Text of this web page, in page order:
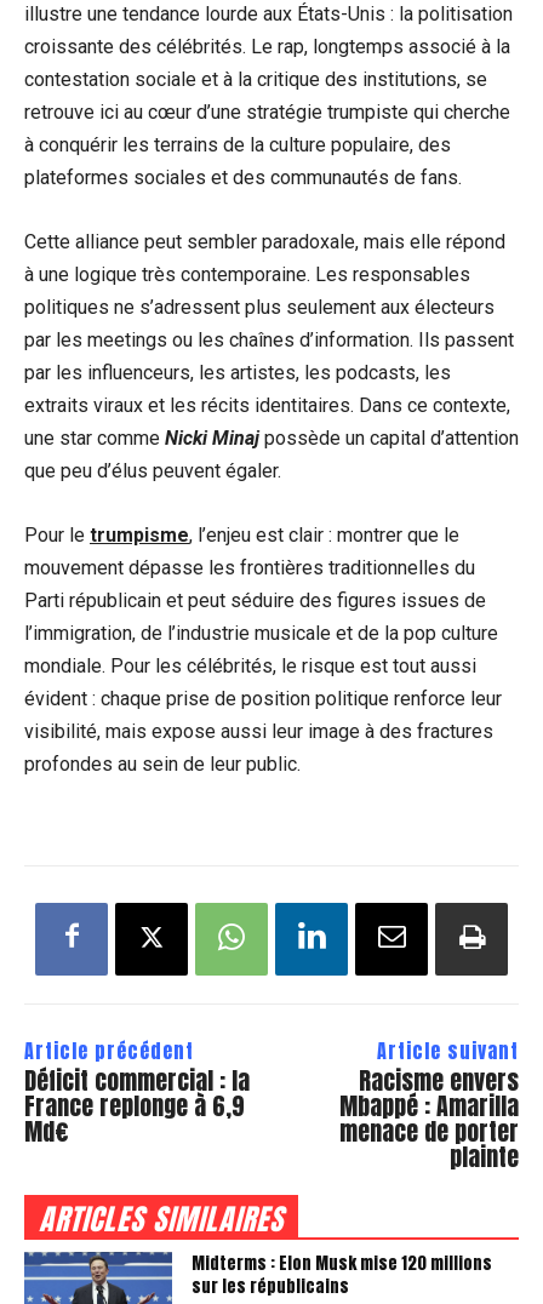
illustre une tendance lourde aux États-Unis : la politisation
croissante des célébrités. Le rap, longtemps associé à la
contestation sociale et à la critique des institutions, se
retrouve ici au cœur d’une stratégie trumpiste qui cherche
à conquérir les terrains de la culture populaire, des
plateformes sociales et des communautés de fans.
Cette alliance peut sembler paradoxale, mais elle répond
à une logique très contemporaine. Les responsables
politiques ne s’adressent plus seulement aux électeurs
par les meetings ou les chaînes d’information. Ils passent
par les influenceurs, les artistes, les podcasts, les
extraits viraux et les récits identitaires. Dans ce contexte,
une star comme Nicki Minajpossède un capital d’attention
que peu d’élus peuvent égaler.
Pour le trumpisme, l’enjeu est clair : montrer que le
mouvement dépasse les frontières traditionnelles du
Parti républicain et peut séduire des figures issues de
l’immigration, de l’industrie musicale et de la pop culture
mondiale. Pour les célébrités, le risque est tout aussi
évident : chaque prise de position politique renforce leur
visibilité, mais expose aussi leur image à des fractures
profondes au sein de leur public.
Article précédent
Déficit commercial : la
France replonge à 6,9
Md€
Article suivant
Racisme envers
Mbappé : Amarilla
menace de porter
plainte
ARTICLES SIMILAIRES
Midterms : Elon Musk mise 120 millions
sur les républicains